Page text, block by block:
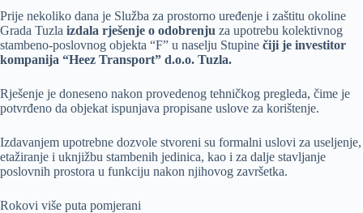
Prije nekoliko dana je Služba za prostorno uređenje i zaštitu okoline
Grada Tuzla izdala rješenje o odobrenju za upotrebu kolektivnog
stambeno-poslovnog objekta “F” u naselju Stupine čiji je investitor
kompanija “Heez Transport” d.o.o. Tuzla.
Rješenje je doneseno nakon provedenog tehničkog pregleda, čime je
potvrđeno da objekat ispunjava propisane uslove za korištenje.
Izdavanjem upotrebne dozvole stvoreni su formalni uslovi za useljenje,
etažiranje i uknjižbu stambenih jedinica, kao i za dalje stavljanje
poslovnih prostora u funkciju nakon njihovog završetka.
Rokovi više puta pomjerani